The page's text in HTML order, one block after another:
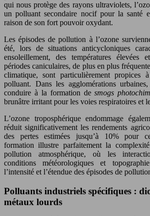
qui nous protège des rayons ultraviolets,
un polluant secondaire nocif pour la santé
raison de son fort pouvoir oxydant.
Les épisodes de pollution à l’ozone
été, lors de situations anticycloniques
ensoleillement, des températures
périodes caniculaires, de plus en plus
climatique, sont particulièrement propices
polluant. Dans les agglomérations
conduire à la formation desmogs
brunâtre irritant pour les voies respiratoires et
L’ozone troposphérique endommage
réduit significativement les rendements
des pertes estimées jusqu’à 10% pour
formation illustre parfaitement la
pollution atmosphérique, où les
conditions météorologiques et
l’intensité et l’étendue des épisodes de
Polluants industriels spécifiques :
métaux lourds